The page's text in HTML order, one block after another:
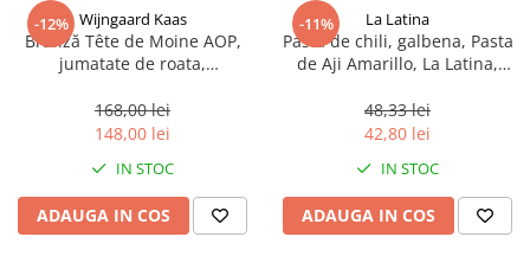
-12% Wijngaard Kaas
Brânză Tête de Moine AOP,
jumatate de roata,
168,00 lei
148,00 lei
IN STOC
ADAUGA IN COS
-11% La Latina
Pasta de chili, galbena, Pasta
de Aji Amarillo, La Latina,
48,33 lei
42,80 lei
IN STOC
ADAUGA IN COS